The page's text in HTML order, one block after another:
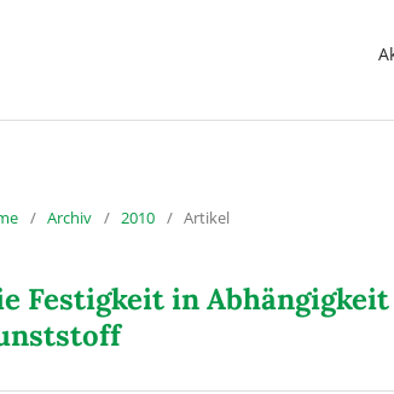
/ Archiv / 2010 / Artikel
Festigkeit in